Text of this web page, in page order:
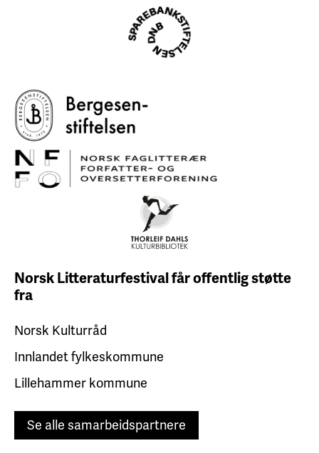
Norsk Litteraturfestival fåroffentlig støtte
fra
Norsk Kulturråd
Innlandet fylkeskommune
Lillehammer kommune
Se alle samarbeidspartnere